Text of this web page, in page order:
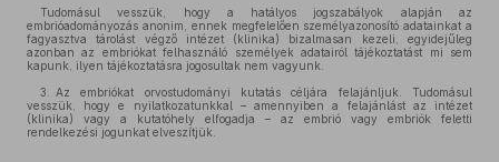
Tudomásul vesszük, hogy a hatályos jogszabályok alapján az
embrióadományozás anonim, ennek megfelelően személyazonosító adatainkat a
fagyasztva tárolást végző intézet (klinika) bizalmasan kezeli, egyidejűleg
azonban az embriókat felhasználó személyek adatairól tájékoztatást mi sem
kapunk, ilyen tájékoztatásra jogosultak nem vagyunk.
3. Az embriókat orvostudományi kutatás céljára felajánljuk. Tudomásul
vesszük, hogy e nyilatkozatunkkal – amennyiben a felajánlást az intézet
(klinika) vagy a kutatóhely elfogadja – az embrió vagy embriók feletti
rendelkezési jogunkat elveszítjük.